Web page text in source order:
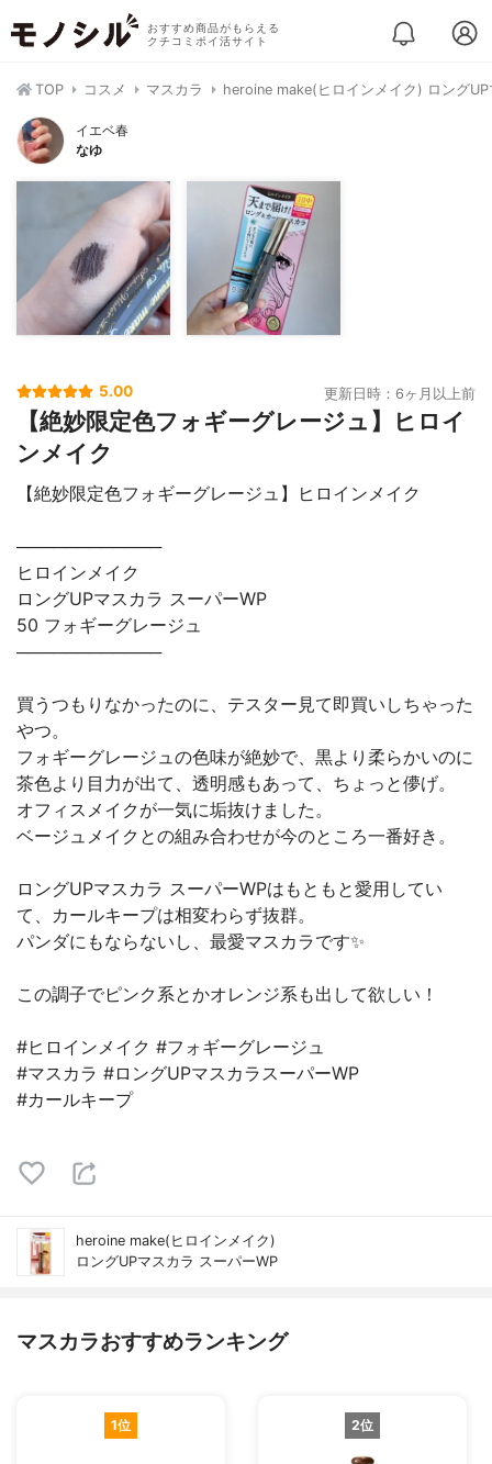
おすすめ商品がもらえる
クチコミポイ活サイト
TOP コスメ マスカラ heroine make(ヒロインメイク) ロング
イエベ春
なゆ
5.00 更新日時：6ヶ月以上前
【絶妙限定色フォギーグレージュ】ヒロイ
ンメイク
【絶妙限定色フォギーグレージュ】ヒロインメイク
────────────
ヒロインメイク
ロングUPマスカラ スーパーWP
50 フォギーグレージュ
────────────
買うつもりなかったのに、テスター見て即買いしちゃった
やつ。
フォギーグレージュの色味が絶妙で、黒より柔らかいのに
茶色より目力が出て、透明感もあって、ちょっと儚げ。
オフィスメイクが一気に垢抜けました。
ベージュメイクとの組み合わせが今のところ一番好き。
ロングUPマスカラ スーパーWPはもともと愛用してい
て、カールキープは相変わらず抜群。
パンダにもならないし、最愛マスカラです✨
この調子でピンク系とかオレンジ系も出して欲しい！
#ヒロインメイク #フォギーグレージュ
#マスカラ #ロングUPマスカラスーパーWP
#カールキープ
heroine make(ヒロインメイク)
ロングUPマスカラ スーパーWP
マスカラおすすめランキング
1位 2位